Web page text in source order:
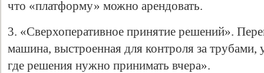
что «платформу» можно арендовать.
3. «Сверхоперативное принятие решений».
машина, выстроенная для контроля за трубами,
где решения нужно принимать вчера».